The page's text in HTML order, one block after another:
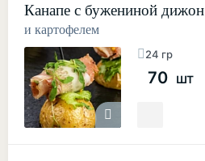
24 гр
Канапе с бужениной дижон
и картофелем
70 шт